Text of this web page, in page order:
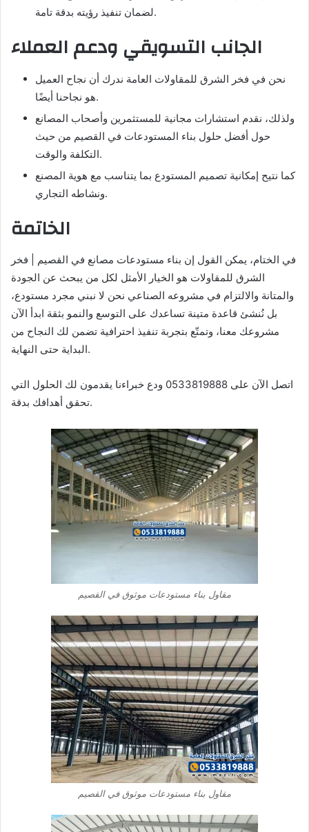
لضمان تنفيذ رؤيته بدقة تامة.
الجانب التسويقي ودعم العملاء
نحن في فخر الشرق للمقاولات العامة ندرك أن نجاح العميل
هو نجاحنا أيضًا.
ولذلك، نقدم استشارات مجانية للمستثمرين وأصحاب المصانع
حول أفضل حلول بناء المستودعات في القصيم من حيث
التكلفة والوقت.
كما نتيح إمكانية تصميم المستودع بما يتناسب مع هوية المصنع
ونشاطه التجاري.
الخاتمة
في الختام، يمكن القول إن بناء مستودعات مصانع في القصيم | فخر
الشرق للمقاولات هو الخيار الأمثل لكل من يبحث عن الجودة
والمتانة والالتزام في مشروعه الصناعي نحن لا نبني مجرد مستودع،
بل نُنشئ قاعدة متينة تساعدك على التوسع والنمو بثقة ابدأ الآن
مشروعك معنا، وتمتّع بتجربة تنفيذ احترافية تضمن لك النجاح من
البداية حتى النهاية.
اتصل الآن على 0533819888 ودع خبراءنا يقدمون لك الحلول التي
تحقق أهدافك بدقة.
مقاول بناء مستودعات موثوق في القصيم
مقاول بناء مستودعات موثوق في القصيم